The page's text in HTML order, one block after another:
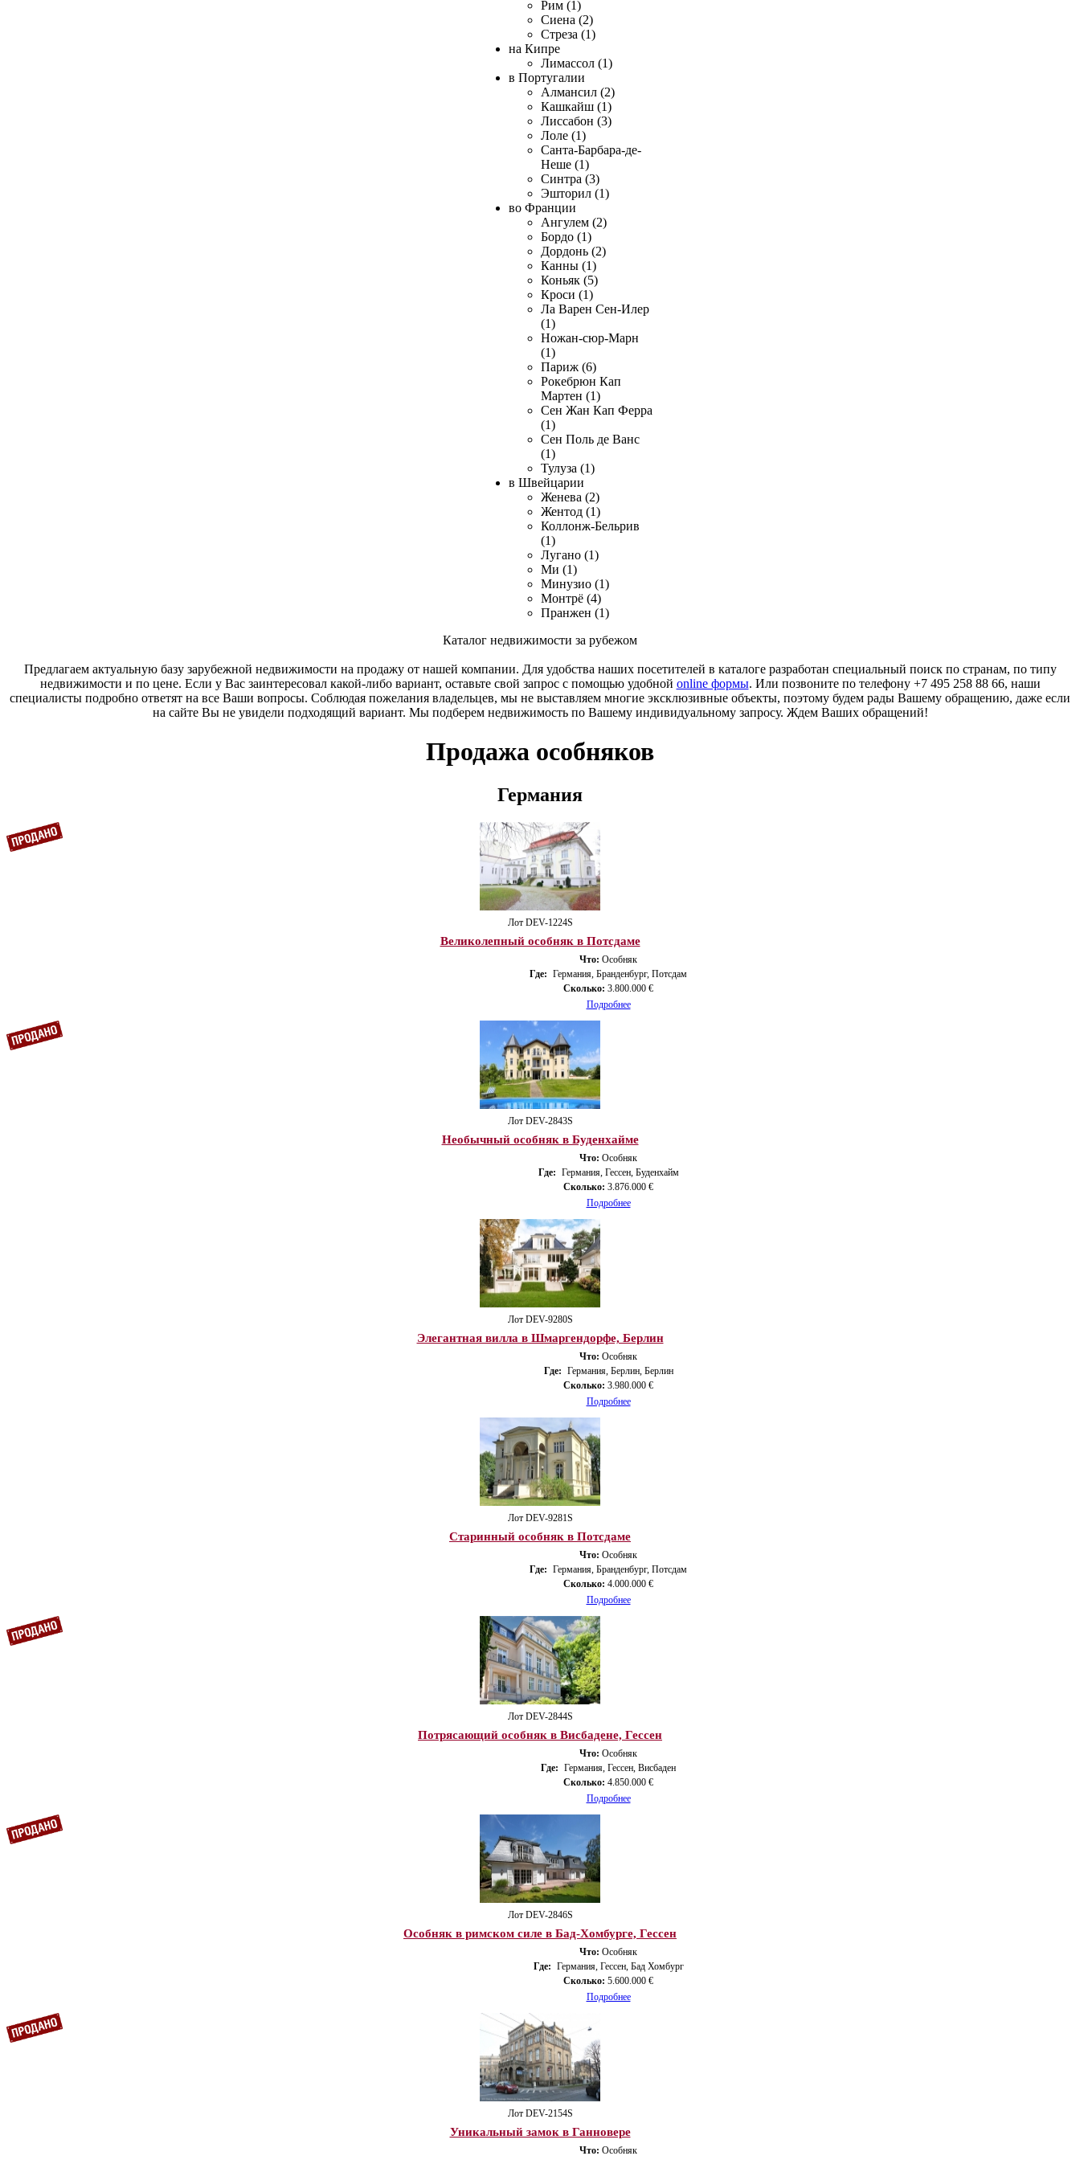
Рим (1)
Сиена (2)
Стреза (1)
на Кипре
Лимассол (1)
в Португалии
Алмансил (2)
Кашкайш (1)
Лиссабон (3)
Лоле (1)
Санта-Барбара-де-
Неше (1)
Синтра (3)
Эшторил (1)
во Франции
Ангулем (2)
Бордо (1)
Дордонь (2)
Канны (1)
Коньяк (5)
Кроси (1)
Ла Варен Сен-Илер
(1)
Ножан-сюр-Марн
(1)
Париж (6)
Рокебрюн Кап
Мартен (1)
Сен Жан Кап Ферра
(1)
Сен Поль де Ванс
(1)
Тулуза (1)
в Швейцарии
Женева (2)
Жентод (1)
Коллонж-Бельрив
(1)
Лугано (1)
Ми (1)
Минузио (1)
Монтрё (4)
Пранжен (1)
Каталог недвижимости за рубежом
Предлагаем актуальную базу зарубежной недвижимости на продажу от нашей компании. Для удобства наших посетителей в каталоге разработан специальный поиск по странам, по типу
недвижимости и по цене. Если у Вас заинтересовал какой-либо вариант, оставьте свой запрос с помощью удобной online формы. Или позвоните по телефону +7 495 258 88 66, наши
специалисты подробно ответят на все Ваши вопросы. Соблюдая пожелания владельцев, мы не выставляем многие эксклюзивные объекты, поэтому будем рады Вашему обращению, даже если
на сайте Вы не увидели подходящий вариант. Мы подберем недвижимость по Вашему индивидуальному запросу. Ждем Ваших обращений!
Продажа особняков
Германия
Лот DEV-1224S
Великолепный особняк в Потсдаме
Что: Особняк
Где: Германия, Бранденбург, Потсдам
Сколько: 3.800.000 €
Подробнее
Лот DEV-2843S
Необычный особняк в Буденхайме
Что: Особняк
Где: Германия, Гессен, Буденхайм
Сколько: 3.876.000 €
Подробнее
Лот DEV-9280S
Элегантная вилла в Шмаргендорфе, Берлин
Что: Особняк
Где: Германия, Берлин, Берлин
Сколько: 3.980.000 €
Подробнее
Лот DEV-9281S
Старинный особняк в Потсдаме
Что: Особняк
Где: Германия, Бранденбург, Потсдам
Сколько: 4.000.000 €
Подробнее
Лот DEV-2844S
Потрясающий особняк в Висбадене, Гессен
Что: Особняк
Где: Германия, Гессен, Висбаден
Сколько: 4.850.000 €
Подробнее
Лот DEV-2846S
Особняк в римском силе в Бад-Хомбурге, Гессен
Что: Особняк
Где: Германия, Гессен, Бад Хомбург
Сколько: 5.600.000 €
Подробнее
Лот DEV-2154S
Уникальный замок в Ганновере
Что: Особняк